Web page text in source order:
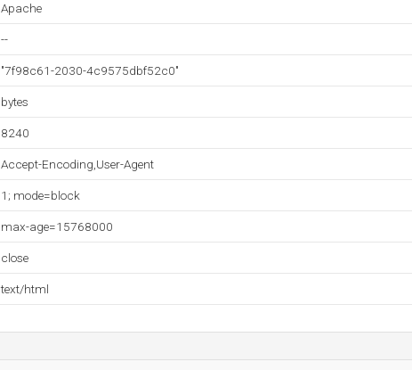
Apache
--
"7f98c61-2030-4c9575dbf52c0"
bytes
8240
Accept-Encoding,User-Agent
1; mode=block
max-age=15768000
close
text/html